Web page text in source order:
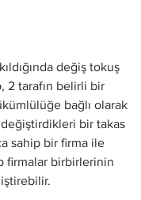
değiş tokuş
2 tarafın belirli bir
bağlı olarak
değiştirdikleri bir takas
sahip bir firma ile
firmalar birbirlerinin